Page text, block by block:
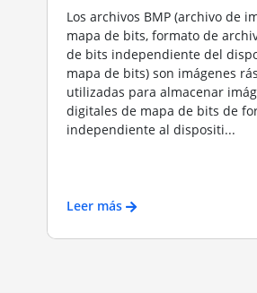
Los archivos BMP (archivo de
mapa de bits, formato de
de bits independiente del
mapa de bits) son imágenes
utilizadas para almacenar
digitales de mapa de bits de
independiente al dispositi...
Leer más